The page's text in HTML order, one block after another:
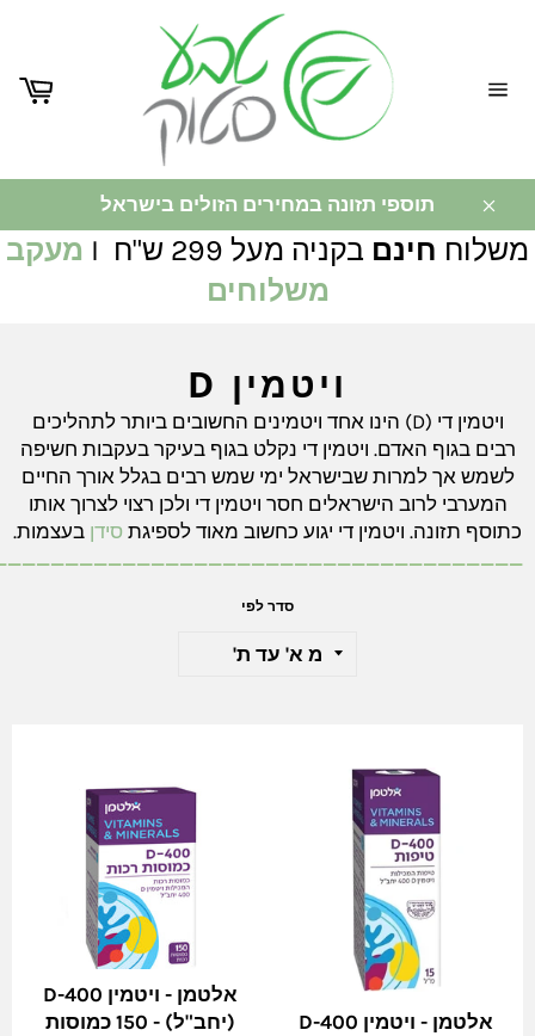
תוספי תזונה במחירים הזולים בישראל
משלוח חינם בקניה מעל 299 ש"ח I
מעקב
משלוחים
ויטמין D
ויטמין די (D) הינו אחד ויטמינים החשובים ביותר לתהליכים
רבים בגוף האדם. ויטמין די נקלט בגוף בעיקר בעקבות חשיפה
לשמש אך למרות שבישראל ימי שמש רבים בגלל אורך החיים
המערבי לרוב הישראלים חסר ויטמין די ולכן רצוי לצרוך אותו
כתוסף תזונה. ויטמין די יגוע כחשוב מאוד לספיגת סידן בעצמות.
סדר לפי
אלטמן - ויטמין D-400
(יחב"ל) - 150 כמוסות
אלטמן - ויטמין D-400